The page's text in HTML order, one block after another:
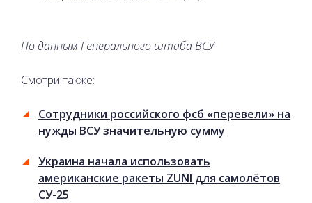
По данным Генерального штаба ВСУ
Смотри также:
Сотрудники российского фсб «перевели» на
нужды ВСУ значительную сумму
Украина начала использовать
американские ракеты ZUNI для самолётов
СУ-25